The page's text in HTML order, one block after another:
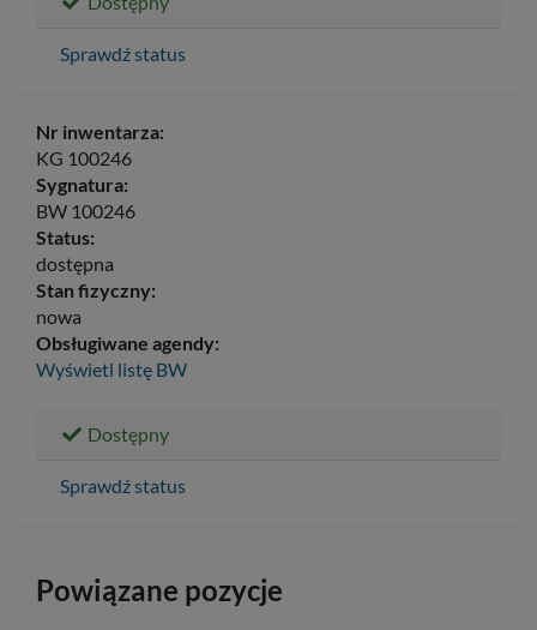
Sprawdź status
Nr inwentarza:
KG 100246
Sygnatura:
BW 100246
Status:
dostępna
Stan fizyczny:
nowa
Obsługiwane agendy:
Wyświetl listę BW
Dostępny
Sprawdź status
Powiązane pozycje